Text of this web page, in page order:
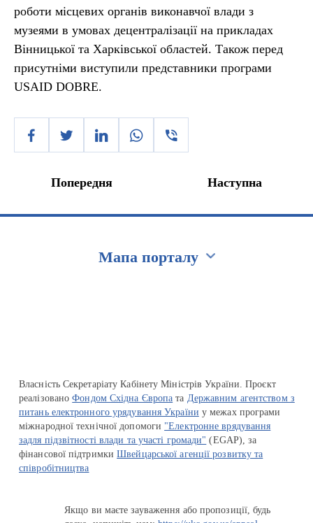
роботи місцевих органів виконавчої влади з
музеями в умовах децентралізації на прикладах
Вінницької та Харківської областей. Також перед
присутніми виступили представники програми
USAID DOBRE.
Попередня Наступна
Мапа порталу
Власність Секретаріату Кабінету Міністрів України. Проєкт
реалізованоФондом Східна Європа та Державним агентством з
питань електронного урядування України у межах програми
міжнародної технічної допомоги "Електронне врядування
задля підзвітності влади та участі громади" (EGAP), за
фінансової підтримкиШвейцарської агенції розвитку та
співробітництва
Якщо ви маєте зауваження або пропозиції, будь